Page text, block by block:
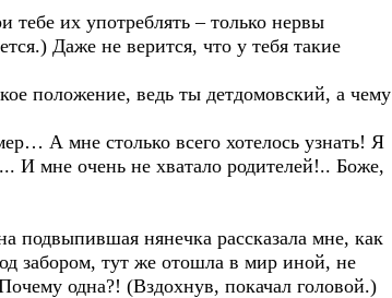
их употреблять – только нервы
Даже не верится, что у тебя такие
положение, ведь ты детдомовский, а чему
А мне столько всего хотелось узнать! Я
И мне очень не хватало родителей!.. Боже,
нянечка рассказала мне, как
забором, тут же отошла в мир иной, не
одна?! (Вздохнув, покачал головой.)